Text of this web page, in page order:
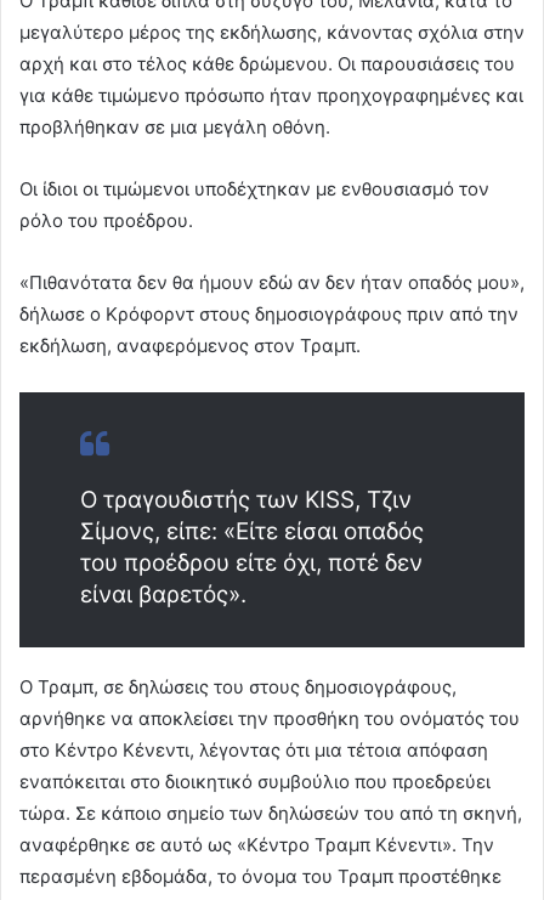
μεγαλύτερο μέρος της εκδήλωσης, κάνοντας σχόλια στην
αρχή και στο τέλος κάθε δρώμενου. Οι παρουσιάσεις του
για κάθε τιμώμενο πρόσωπο ήταν προηχογραφημένες και
προβλήθηκαν σε μια μεγάλη οθόνη.
Οι ίδιοι οι τιμώμενοι υποδέχτηκαν με ενθουσιασμό τον
ρόλο του προέδρου.
«Πιθανότατα δεν θα ήμουν εδώ αν δεν ήταν οπαδός μου»,
δήλωσε ο Κρόφορντ στους δημοσιογράφους πριν από την
εκδήλωση, αναφερόμενος στον Τραμπ.
Ο τραγουδιστής των KISS, Τζιν
Σίμονς, είπε: «Είτε είσαι οπαδός
του προέδρου είτε όχι, ποτέ δεν
είναι βαρετός».
Ο Τραμπ, σε δηλώσεις του στους δημοσιογράφους,
αρνήθηκε να αποκλείσει την προσθήκη του ονόματός του
στο Κέντρο Κένεντι, λέγοντας ότι μια τέτοια απόφαση
εναπόκειται στο διοικητικό συμβούλιο που προεδρεύει
τώρα. Σε κάποιο σημείο των δηλώσεών του από τη σκηνή,
αναφέρθηκε σε αυτό ως «Κέντρο Τραμπ Κένεντι». Την
περασμένη εβδομάδα, το όνομα του Τραμπ προστέθηκε